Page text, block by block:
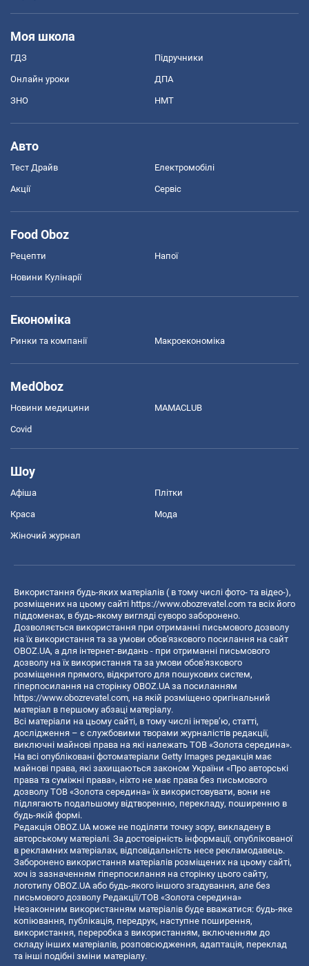
Моя школа
ГДЗ Підручники
Онлайн уроки ДПА
ЗНО НМТ
Авто
Тест Драйв Електромобілі
Акції Сервіс
Food Oboz
Рецепти Напої
Новини Кулінарії
Економіка
Ринки та компанії Макроекономіка
MedOboz
Новини медицини MAMACLUB
Covid
Шоу
Афіша Плітки
Краса Мода
Жіночий журнал
Використання будь-яких матеріалів ( в тому числі фото- та відео-),
розміщених на цьому сайті https://www.obozrevatel.com та всіх його
піддоменах, в будь-якому вигляді суворо заборонено.
Дозволяється використання при отриманні письмового дозволу
на їх використання та за умови обов'язкового посилання на сайт
OBOZ.UA, а для інтернет-видань - при отриманні письмового
дозволу на їх використання та за умови обов'язкового
розміщення прямого, відкритого для пошукових систем,
гіперпосилання на сторінку OBOZ.UA за посиланням
https://www.obozrevatel.com, на якій розміщено оригінальний
матеріал в першому абзаці матеріалу.
Всі матеріали на цьому сайті, в тому числі інтерв’ю, статті,
дослідження – є службовими творами журналістів редакції,
виключні майнові права на які належать ТОВ «Золота середина».
На всі опубліковані фотоматеріали Getty Images редакція має
майнові права, які захищаються законом України «Про авторські
права та суміжні права», ніхто не має права без письмового
дозволу ТОВ «Золота середина» їх використовувати, вони не
підлягають подальшому відтворенню, перекладу, поширенню в
будь-якій формі.
Редакція OBOZ.UA може не поділяти точку зору, викладену в
авторському матеріалі. За достовірність інформації, опублікованої
в рекламних матеріалах, відповідальність несе рекламодавець.
Заборонено використання матеріалів розміщених на цьому сайті,
хоч із зазначенням гіперпосилання на сторінку цього сайту,
логотипу OBOZ.UA або будь-якого іншого згадування, але без
письмового дозволу Редакції/ТОВ «Золота середина»
Незаконним використанням матеріалів буде вважатися: будь-яке
копiювання, публiкацiя, передрук, наступне поширення,
використання, переробка з використанням, включенням до
складу інших матеріалів, розповсюдження, адаптація, переклад
та інші подібні зміни матеріалу.